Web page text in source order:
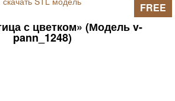
с цветком» (Модель v-
pann_1248)
FREE